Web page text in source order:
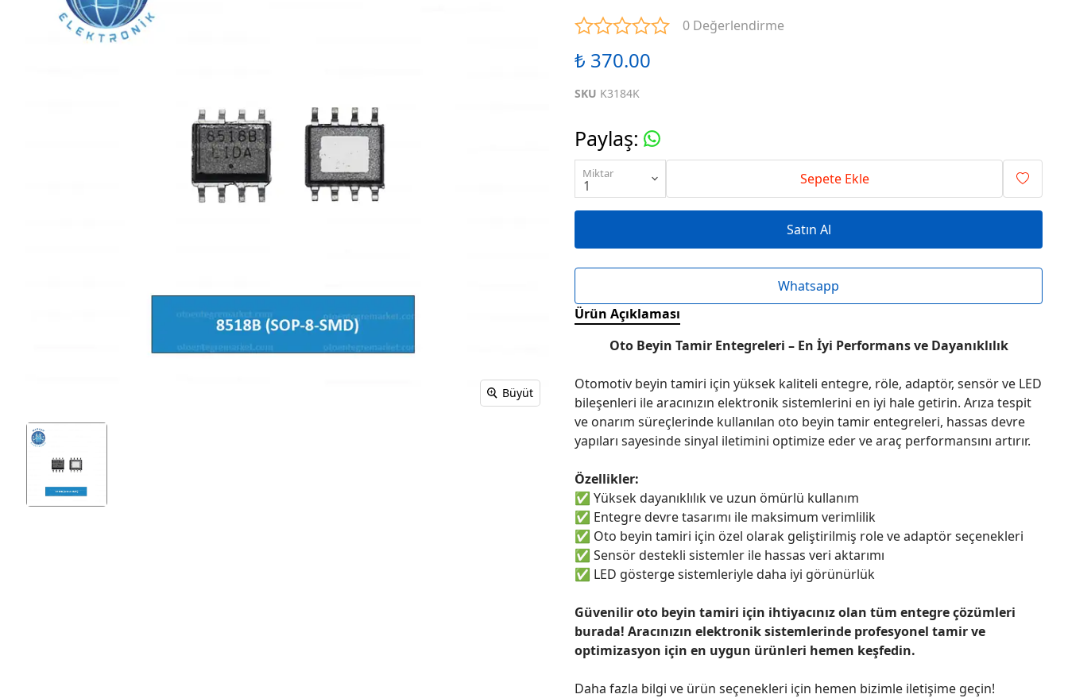
R SERİSİ ENTEGRELER
U SERİSİ ENTEGRELER
Z SERİSİ ENTEGRELER KARIŞIK SERİ ENTEGRELER
Büyüt
0 Değerlendirme
₺ 370.00
SKU K3184K
Paylaş:
Miktar Sepete Ekle
Satın Al
Whatsapp
Ürün Açıklaması
Oto Beyin Tamir Entegreleri – En İyi Performans ve Dayanıklılık
Otomotiv beyin tamiri için yüksek kaliteli entegre, röle, adaptör, sensör ve LED
bileşenleri ile aracınızın elektronik sistemlerini en iyi hale getirin. Arıza tespit
ve onarım süreçlerinde kullanılan oto beyin tamir entegreleri, hassas devre
yapıları sayesinde sinyal iletimini optimize eder ve araç performansını artırır.
Özellikler:
✅ Yüksek dayanıklılık ve uzun ömürlü kullanım
✅ Entegre devre tasarımı ile maksimum verimlilik
✅ Oto beyin tamiri için özel olarak geliştirilmiş role ve adaptör seçenekleri
✅ Sensör destekli sistemler ile hassas veri aktarımı
✅ LED gösterge sistemleriyle daha iyi görünürlük
Güvenilir oto beyin tamiri için ihtiyacınız olan tüm entegre çözümleri
burada! Aracınızın elektronik sistemlerinde profesyonel tamir ve
optimizasyon için en uygun ürünleri hemen keşfedin.
Daha fazla bilgi ve ürün seçenekleri için hemen bizimle iletişime geçin!